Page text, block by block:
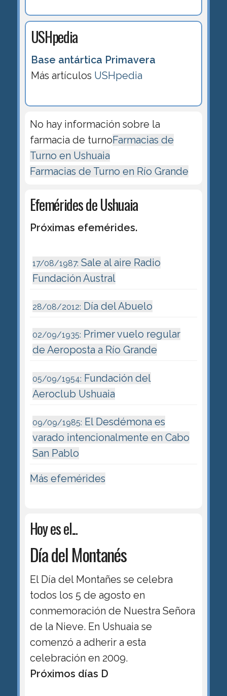
USHpedia
Base antártica Primavera
Más artículos USHpedia
No hay información sobre la
farmacia de turnoFarmacias de
Turno en Ushuaia
Farmacias de Turno en Río Grande
Efemérides de Ushuaia
Próximas efemérides.
17/08/1987: Sale al aire Radio
Fundación Austral
28/08/2012: Día del Abuelo
02/09/1935: Primer vuelo regular
de Aeroposta a Río Grande
05/09/1954: Fundación del
Aeroclub Ushuaia
09/09/1985: El Desdémona es
varado intencionalmente en Cabo
San Pablo
Más efemérides
Hoy es el...
Día del Montanés
El Día del Montañes se celebra
todos los 5 de agosto en
conmemoración de Nuestra Señora
de la Nieve. En Ushuaia se
comenzó a adherir a esta
celebración en 2009.
Próximos días D